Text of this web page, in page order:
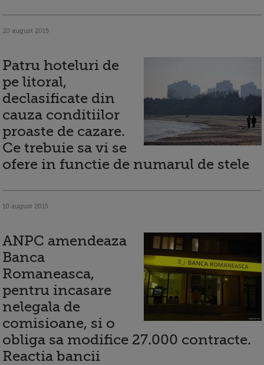
20 august 2015
Patru hoteluri de
pe litoral,
declasificate din
cauza conditiilor
proaste de cazare.
Ce trebuie sa vi se
ofere in functie de numarul de stele
10 august 2015
ANPC amendeaza
Banca
Romaneasca,
pentru incasare
nelegala de
comisioane, si o
obliga sa modifice 27.000 contracte.
Reactia bancii